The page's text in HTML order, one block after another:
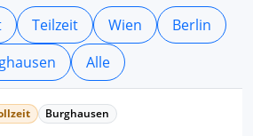
Teilzeit Wien
Berlin
Alle
Burghausen